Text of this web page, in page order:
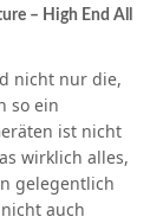
– High End All
nicht nur die,
so ein
ist nicht
wirklich alles,
gelegentlich
auch